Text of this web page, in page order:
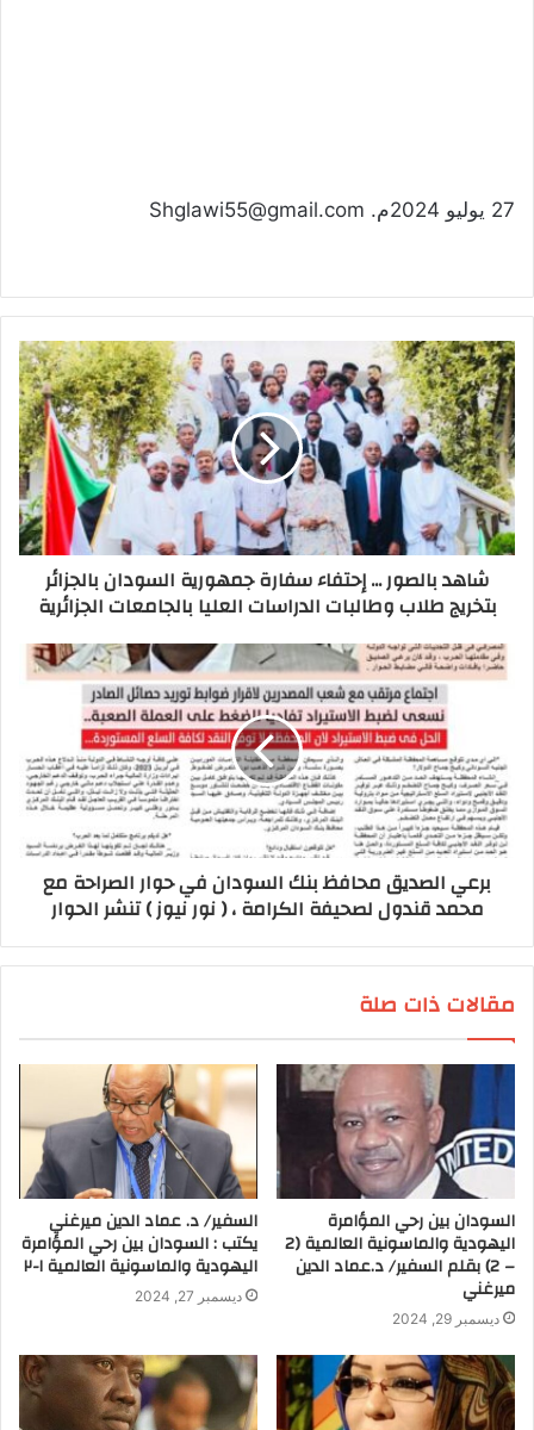
27 يوليو 2024م. Shglawi55@gmail.com
شاهد بالصور ... إحتفاء سفارة جمهورية السودان بالجزائر
بتخريج طلاب وطالبات الدراسات العليا بالجامعات الجزائرية
برعي الصديق محافظ بنك السودان في حوار الصراحة مع
محمد قندول لصحيفة الكرامة ، ( نور نيوز ) تنشر الحوار
مقالات ذات صلة
السودان بين رحي المؤامرة
اليهودية والماسونية العالمية (2
– 2) بقلم السفير/ د.عماد الدين
ميرغني
ديسمبر 29, 2024
السفير/ د. عماد الدين ميرغني
يكتب : السودان بين رحي المؤامرة
اليهودية والماسونية العالمية ١-٢
ديسمبر 27, 2024